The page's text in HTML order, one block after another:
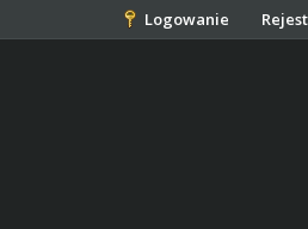
Logowanie